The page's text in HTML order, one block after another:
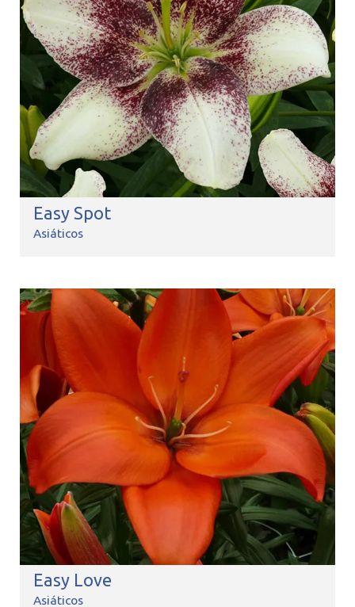
Easy Spot
Asiáticos
Easy Love
Asiáticos